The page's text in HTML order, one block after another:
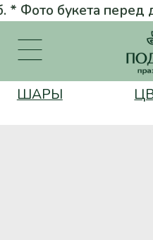
букета перед
ЦВЕТЫ
Корзина "Розовый